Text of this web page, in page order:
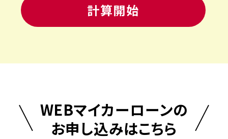
計算開始
WEBマイカーローンの
お申し込みはこちら